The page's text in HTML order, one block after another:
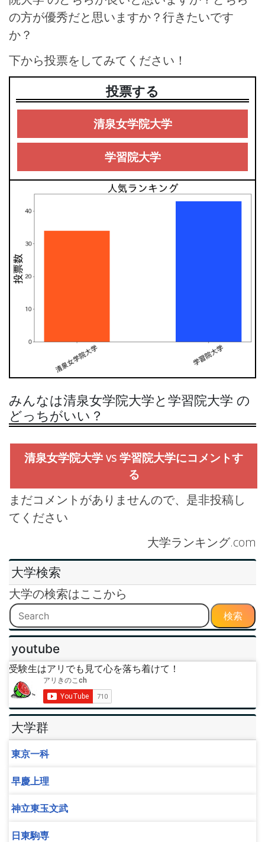
の方が優秀だと思いますか？行きたいです
か？
下から投票をしてみてください！
投票する
清泉女学院大学
学習院大学
みんなは清泉女学院大学と学習院大学 の
どっちがいい？
清泉女学院大学 vs 学習院大学にコメントす
る
まだコメントがありませんので、是非投稿し
てください
大学ランキング.com
大学検索
大学の検索はここから
検索
youtube
受験生はアリでも見て心を落ち着けて！
大学群
東京一科
早慶上理
神立東玉文武
日東駒専